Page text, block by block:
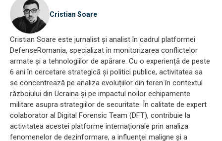
Cristian Soare
Cristian Soare este jurnalist și analist în cadrul platformei
DefenseRomania, specializat în monitorizarea conflictelor
armate și a tehnologiilor de apărare. Cu o experiență de peste
6 ani în cercetare strategică și politici publice, activitatea sa
se concentrează pe analiza evoluțiilor din teren în contextul
războiului din Ucraina și pe impactul noilor echipamente
militare asupra strategiilor de securitate. În calitate de expert
colaborator al Digital Forensic Team (DFT), contribuie la
activitatea acestei platforme internaționale prin analiza
fenomenelor de dezinformare, a influenței maligne și a